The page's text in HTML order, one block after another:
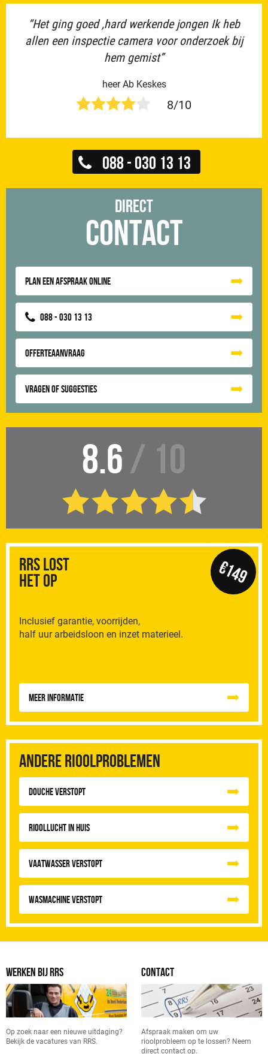
“Het ging goed ,hard werkende jongen Ik heb
allen een inspectie camera voor onderzoek bij
hem gemist”
heer Ab Keskes
8/10
088 - 030 13 13
Direct
Contact
Plan een afspraak online
088 - 030 13 13
Offerteaanvraag
Vragen of suggesties
8.6 / 10
RRS Lost
het op
Inclusief garantie, voorrijden,
half uur arbeidsloon en inzet materieel.
€149
Meer informatie
Andere rioolproblemen
Douche Verstopt
Rioollucht in huis
Vaatwasser Verstopt
Wasmachine verstopt
WERKEN BIJ RRS
Op zoek naar een nieuwe uitdaging?
Bekijk de vacatures van RRS.
CONTACT
Afspraak maken om uw
rioolprobleem op te lossen? Neem
direct contact op.